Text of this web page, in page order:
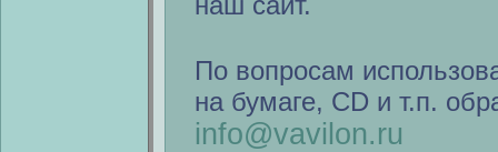
По вопросам
на бумаге, CD и т.п.
info@vavilon.ru